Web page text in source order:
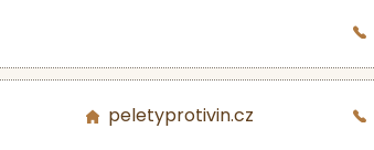
peletyprotivin.cz